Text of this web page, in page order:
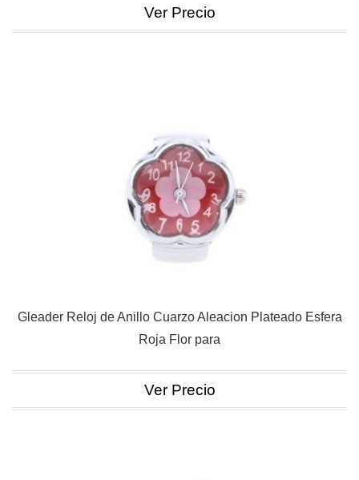
Ver Precio
Gleader Reloj de Anillo Cuarzo Aleacion Plateado Esfera
Roja Flor para
Ver Precio